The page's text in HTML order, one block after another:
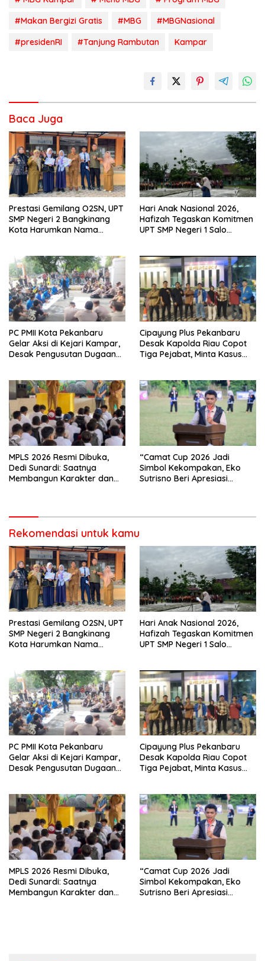
#Makan Bergizi Gratis
#MBG
#MBGNasional
#presidenRI
#Tanjung Rambutan Kampar
Baca Juga
Prestasi Gemilang O2SN, UPT
SMP Negeri 2 Bangkinang
Kota Harumkan Nama
Hari Anak Nasional 2026,
Hafizah Tegaskan Komitmen
UPT SMP Negeri 1 Salo
PC PMII Kota Pekanbaru
Gelar Aksi di Kejari Kampar,
Desak Pengusutan Dugaan
Cipayung Plus Pekanbaru
Desak Kapolda Riau Copot
Tiga Pejabat, Minta Kasus
MPLS 2026 Resmi Dibuka,
Dedi Sunardi: Saatnya
Membangun Karakter dan
“Camat Cup 2026 Jadi
Simbol Kekompakan, Eko
Sutrisno Beri Apresiasi
Rekomendasi untuk kamu
Prestasi Gemilang O2SN, UPT
SMP Negeri 2 Bangkinang
Kota Harumkan Nama
Hari Anak Nasional 2026,
Hafizah Tegaskan Komitmen
UPT SMP Negeri 1 Salo
PC PMII Kota Pekanbaru
Gelar Aksi di Kejari Kampar,
Desak Pengusutan Dugaan
Cipayung Plus Pekanbaru
Desak Kapolda Riau Copot
Tiga Pejabat, Minta Kasus
MPLS 2026 Resmi Dibuka,
Dedi Sunardi: Saatnya
Membangun Karakter dan
“Camat Cup 2026 Jadi
Simbol Kekompakan, Eko
Sutrisno Beri Apresiasi